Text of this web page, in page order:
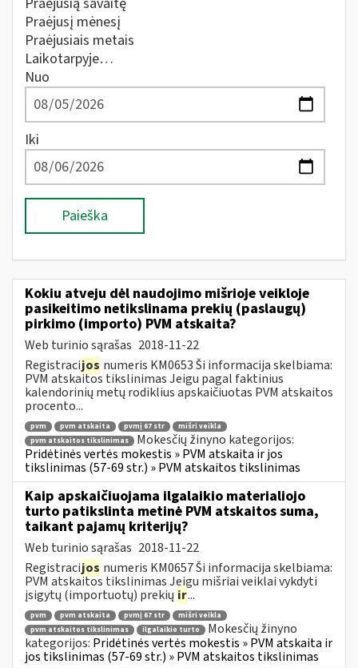
Praėjusį mėnesį
Praėjusiais metais
Laikotarpyje…
Nuo
Iki
Paieška
Kokiu atveju dėl naudojimo mišrioje veikloje
pasikeitimo netikslinama prekių (paslaugų)
pirkimo (importo) PVM atskaita?
Web turinio sąrašas 2018-11-22
Registracijos numeris KM0653 Ši informacija skelbiama:
PVM atskaitos tikslinimas Jeigu pagal faktinius
kalendorinių metų rodiklius apskaičiuotas PVM atskaitos
procento...
pvm pvm atskaita pvmį 67 str
mišri veikla
pvm atskaitos tikslinimas
Mokesčių žinyno kategorijos:
Pridėtinės vertės mokestis » PVM atskaita ir jos
tikslinimas (57-69 str.) » PVM atskaitos tikslinimas
Kaip apskaičiuojama ilgalaikio materialiojo
turto patikslinta metinė PVM atskaitos suma,
taikant pajamų kriterijų?
Web turinio sąrašas 2018-11-22
Registracijos numeris KM0657 Ši informacija skelbiama:
PVM atskaitos tikslinimas Jeigu mišriai veiklai vykdyti
įsigytų (importuotų) prekių ir...
pvm pvm atskaita pvmį 67 str
mišri veikla
pvm atskaitos tikslinimas
ilgalaikio turto
Mokesčių žinyno
kategorijos: Pridėtinės vertės mokestis » PVM atskaita ir
jos tikslinimas (57-69 str.) » PVM atskaitos tikslinimas